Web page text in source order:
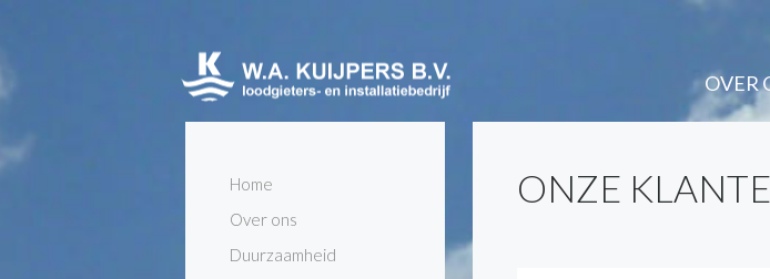
OVER
ONZE
Home
Over ons
Duurzaamheid